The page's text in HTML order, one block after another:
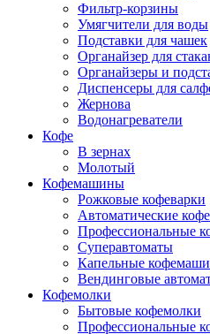
Фильтр-корзины
Умягчители для воды
Подставки для чашек
Органайзер для
Органайзеры и
Диспенсеры для
Жернова
Водонагреватели
Кофе
В зернах
Молотый
Кофемашины
Рожковые кофеварки
Автоматические
Профессиональные
Суперавтоматы
Капельные
Вендинговые
Кофемолки
Бытовые кофемолки
Профессиональные